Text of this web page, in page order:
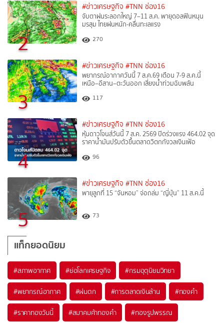
2
#ข่าวเศรษฐกิจ #TNN ช่อง16
จับตาฝนระลอกใหญ่ 7–11 ส.ค. พายุดอลฟินหนุน
มรสุม ไทยฝนหนัก-คลื่นทะเลแรง
270
3
#ข่าวเศรษฐกิจ #TNN ช่อง16
พยากรณ์อากาศวันนี้ 7 ส.ค.69 เตือน 7-9 ส.ค.นี้
เหนือ–อีสาน–ตะวันออก เสี่ยงน้ำท่วมฉับพลัน
117
4
#ข่าวเศรษฐกิจ #TNN ช่อง16
หุ้นดาวโจนส์วันนี้ 7 ส.ค. 2569 ปิดร่วงแรง 464.02 จุด
ราคาน้ำมันปรับตัวขึ้นตลาดวิตกกังวลเงินเฟ้อ
96
5
#ข่าวเศรษฐกิจ #TNN ช่อง16
พายุลูกที่ 15 “จันหอม” จ่อถล่ม “ญี่ปุ่น” 11 ส.ค.นี้
73
แท็กยอดนิยม
#สภาพอากาศ #ย่อโลกเศรษฐกิจ #กรมอุตุนิยมวิทยา
#พยากรณ์อากาศ #ฝนตก #การตลาดเงินล้าน #ทองคำ
#ราคาทองวันนี้ #สมาคมค้าทองคำ #ทองรูปพรรณ